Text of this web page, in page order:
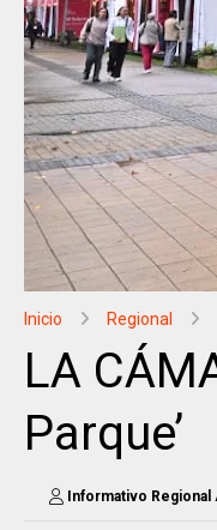
Inicio Regional
LA
Parque’
Informativo Regional